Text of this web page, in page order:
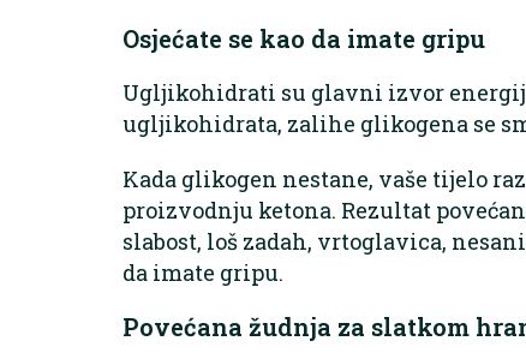
Osjećate se kao da imate gripu
Ugljikohidrati su glavni izvor
ugljikohidrata, zalihe glikogena se
Kada glikogen nestane, vaše tijelo
proizvodnju ketona. Rezultat
slabost, loš zadah, vrtoglavica,
da imate gripu.
Povećana žudnja za slatkom